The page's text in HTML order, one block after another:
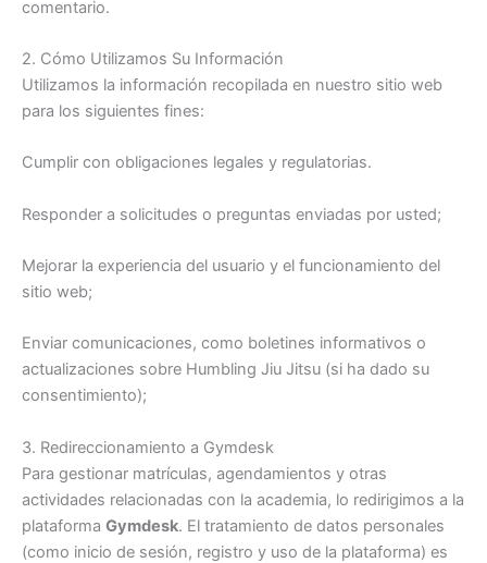
comentario.
2. Cómo Utilizamos Su Información
Utilizamos la información recopilada en nuestro sitio web
para los siguientes fines:
Cumplir con obligaciones legales y regulatorias.
Responder a solicitudes o preguntas enviadas por usted;
Mejorar la experiencia del usuario y el funcionamiento del
sitio web;
Enviar comunicaciones, como boletines informativos o
actualizaciones sobre Humbling Jiu Jitsu (si ha dado su
consentimiento);
3. Redireccionamiento a Gymdesk
Para gestionar matrículas, agendamientos y otras
actividades relacionadas con la academia, lo redirigimos a la
plataforma Gymdesk. El tratamiento de datos personales
(como inicio de sesión, registro y uso de la plataforma) es